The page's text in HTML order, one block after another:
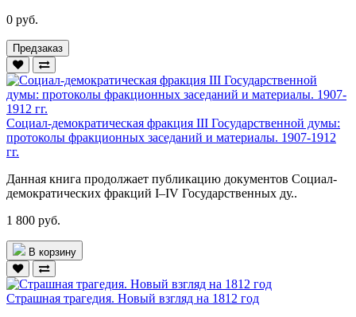
0 руб.
Предзаказ
Социал-демократическая фракция III Государственной думы:
протоколы фракционных заседаний и материалы. 1907-1912
гг.
Данная книга продолжает публикацию документов Социал-
демократических фракций I–IV Государственных ду..
1 800 руб.
В корзину
Страшная трагедия. Новый взгляд на 1812 год